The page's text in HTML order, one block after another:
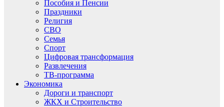
Пособия и Пенсии
Праздники
Религия
СВО
Семья
Спорт
Цифровая трансформация
Развлечения
ТВ-программа
Экономика
Дороги и транспорт
ЖКХ и Строительство